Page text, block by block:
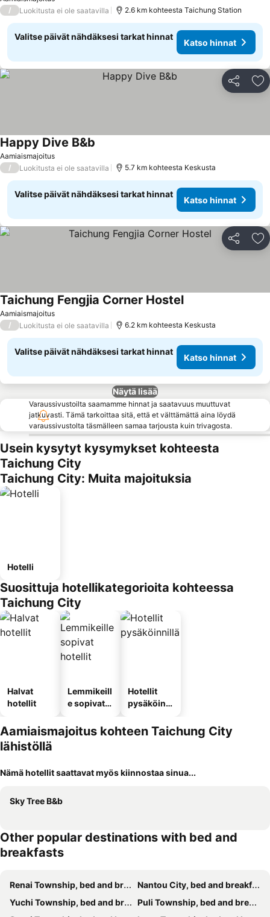
/ Luokitusta ei ole saatavilla 2.6 km kohteesta Taichung Station
Valitse päivät nähdäksesi tarkat hinnat
Katso hinnat
Jaa
Aamiaismajoitus
Happy Dive B&b
/ Luokitusta ei ole saatavilla 5.7 km kohteesta Keskusta
Valitse päivät nähdäksesi tarkat hinnat
Katso hinnat
Jaa
Aamiaismajoitus
Taichung Fengjia Corner HostelKatso hinnat
/ Luokitusta ei ole saatavilla 6.2 km kohteesta Keskusta
Valitse päivät nähdäksesi tarkat hinnat
Katso hinnat
Näytä lisää
Varaussivustoilta saamamme hinnat ja saatavuus muuttuvat
jatkuvasti. Tämä tarkoittaa sitä, että et välttämättä aina löydä
varaussivustolta täsmälleen samaa tarjousta kuin trivagosta.
Usein kysytyt kysymykset kohteesta
Taichung City
Taichung City: Muita majoituksia
Hotelli
Suosittuja hotellikategorioita kohteessa
Taichung City
Halvat
hotellit
Lemmikeill
e sopivat
Hotellit
pysäköinni
Aamiaismajoitus kohteen Taichung City
lähistöllä
Nämä hotellit saattavat myös kiinnostaa sinua...
Sky Tree B&b
Other popular destinations with bed and
breakfasts
Renai Township, bed and breakfasts
Nantou City, bed and breakfasts
Yuchi Township, bed and breakfasts
Puli Township, bed and breakfasts